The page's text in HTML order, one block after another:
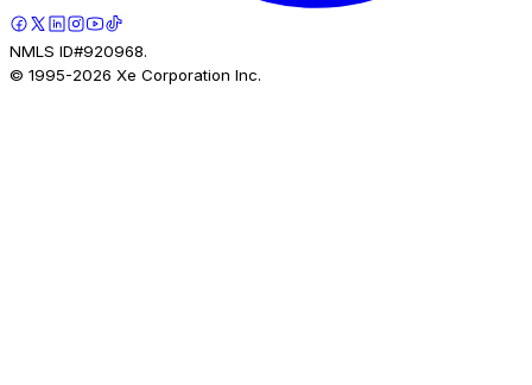
NMLS ID#920968.
© 1995-2026 Xe Corporation Inc.